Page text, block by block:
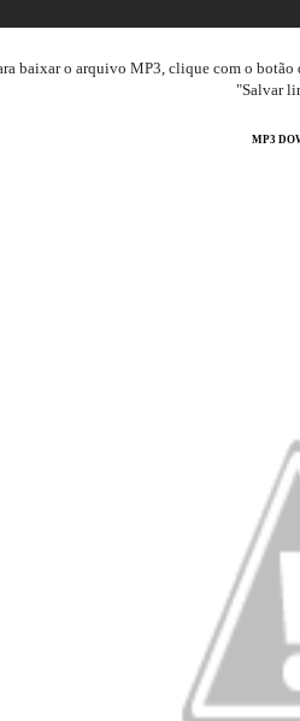
baixar o arquivo MP3, clique com o
"Salvar
MP3